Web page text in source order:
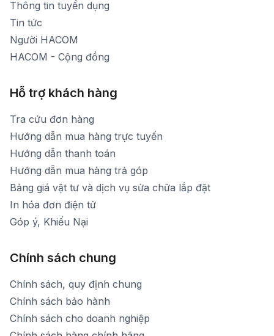
Thông tin tuyển dụng
Tin tức
Người HACOM
HACOM - Cộng đồng
Hỗ trợ khách hàng
Tra cứu đơn hàng
Hướng dẫn mua hàng trực tuyến
Hướng dẫn thanh toán
Hướng dẫn mua hàng trả góp
Bảng giá vật tư và dịch vụ sửa chữa lắp đặt
In hóa đơn điện tử
Góp ý, Khiếu Nại
Chính sách chung
Chính sách, quy định chung
Chính sách bảo hành
Chính sách cho doanh nghiệp